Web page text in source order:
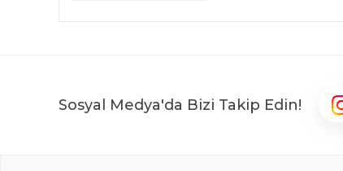
Sosyal Medya'da Bizi Takip Edin!